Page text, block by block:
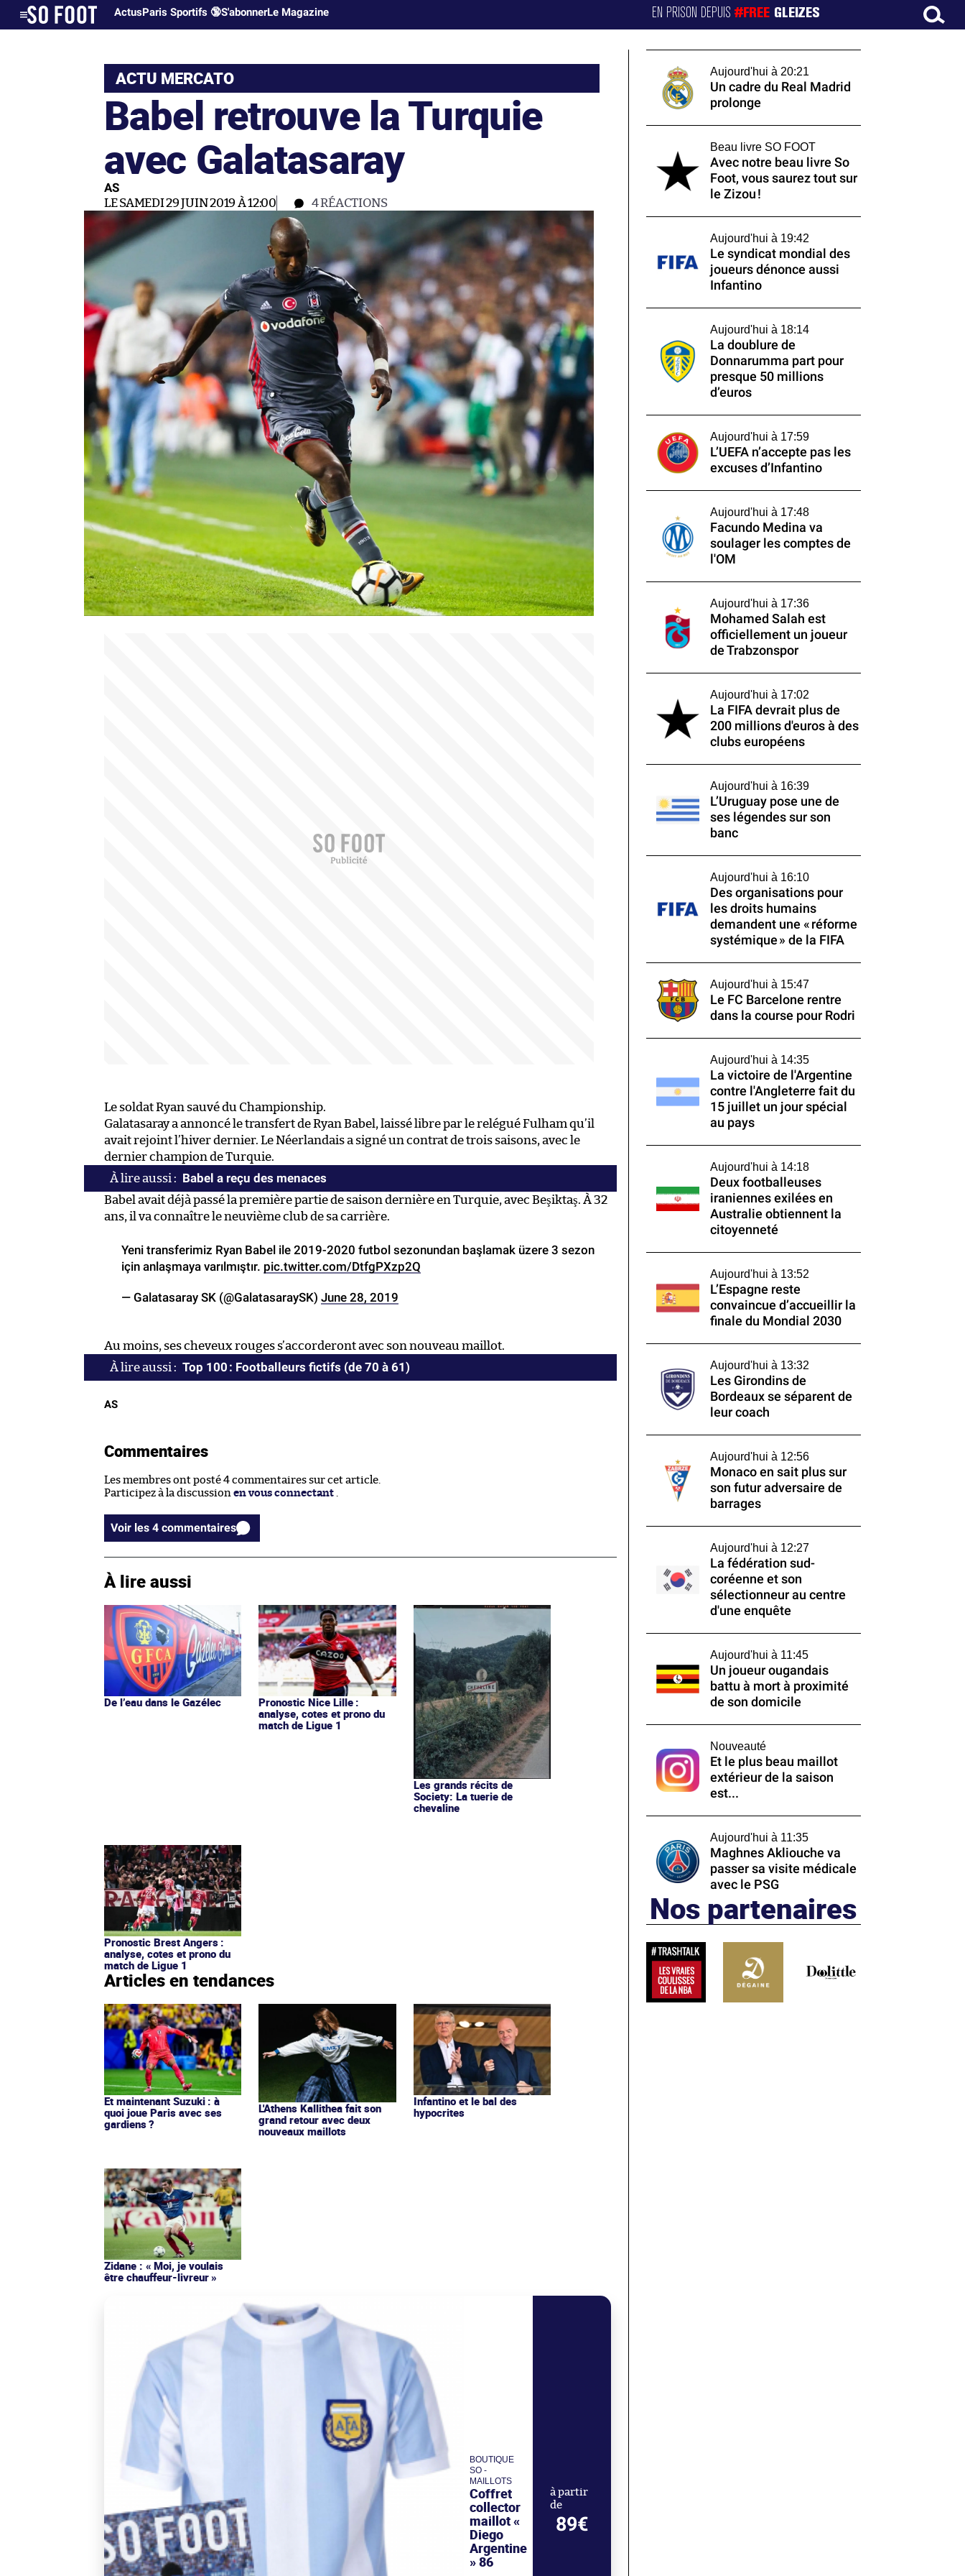
ActusParis Sportifs 🔞S'abonnerLe Magazine EN PRISON DEPUIS#FREE GLEIZES
ACTU MERCATO
Babel retrouve la Turquie
avec Galatasaray
AS
LE SAMEDI 29 JUIN 2019 À 12:00 4RÉACTIONS
Le soldat Ryan sauvé du Championship.
Galatasaray a annoncé le transfert de Ryan Babel, laissé libre par le relégué Fulham qu’il
avait rejoint l’hiver dernier. Le Néerlandais a signé un contrat de trois saisons, avec le
dernier champion de Turquie.
Babel a reçu des menaces
Babel avait déjà passé la première partie de saison dernière en Turquie, avec Beşiktaş. À 32
ans, il va connaître le neuvième club de sa carrière.
Yeni transferimiz Ryan Babel ile 2019-2020 futbol sezonundan başlamak üzere 3 sezon
için anlaşmaya varılmıştır. pic.twitter.com/DtfgPXzp2Q
— Galatasaray SK (@GalatasaraySK) June 28, 2019
Au moins, ses cheveux rouges s’accorderont avec son nouveau maillot.
Top 100 : Footballeurs fictifs (de 70 à 61)
AS
Commentaires
Les membres ont posté 4 commentaires sur cet article.
Participez à la discussion en vous connectant .
Voir les 4 commentaires
À lire aussi
De l’eau dans le Gazélec
Pronostic Nice Lille :
analyse, cotes et prono du
match de Ligue 1
Les grands récits de
Society: La tuerie de
chevaline
Pronostic Brest Angers :
analyse, cotes et prono du
match de Ligue 1
Articles en tendances
Et maintenant Suzuki : à
quoi joue Paris avec ses
gardiens ?
L'Athens Kallithea fait son
grand retour avec deux
nouveaux maillots
Infantino et le bal des
hypocrites
Zidane : « Moi, je voulais
être chauffeur-livreur »
BOUTIQUE
SO -
MAILLOTS
Coffret
collector
maillot «
Diego
Argentine
» 86
à partir
de
89€
Aujourd'hui à 20:21
Un cadre du Real Madrid
prolonge
Beau livre SO FOOT
Avec notre beau livre So
Foot, vous saurez tout sur
le Zizou !
Aujourd'hui à 19:42
Le syndicat mondial des
joueurs dénonce aussi
Infantino
Aujourd'hui à 18:14
La doublure de
Donnarumma part pour
presque 50 millions
d’euros
Aujourd'hui à 17:59
L’UEFA n’accepte pas les
excuses d’Infantino
Aujourd'hui à 17:48
Facundo Medina va
soulager les comptes de
l'OM
Aujourd'hui à 17:36
Mohamed Salah est
officiellement un joueur
de Trabzonspor
Aujourd'hui à 17:02
La FIFA devrait plus de
200 millions d'euros à des
clubs européens
Aujourd'hui à 16:39
L’Uruguay pose une de
ses légendes sur son
banc
Aujourd'hui à 16:10
Des organisations pour
les droits humains
demandent une « réforme
systémique » de la FIFA
Aujourd'hui à 15:47
Le FC Barcelone rentre
dans la course pour Rodri
Aujourd'hui à 14:35
La victoire de l'Argentine
contre l'Angleterre fait du
15 juillet un jour spécial
au pays
Aujourd'hui à 14:18
Deux footballeuses
iraniennes exilées en
Australie obtiennent la
citoyenneté
Aujourd'hui à 13:52
L’Espagne reste
convaincue d’accueillir la
finale du Mondial 2030
Aujourd'hui à 13:32
Les Girondins de
Bordeaux se séparent de
leur coach
Aujourd'hui à 12:56
Monaco en sait plus sur
son futur adversaire de
barrages
Aujourd'hui à 12:27
La fédération sud-
coréenne et son
sélectionneur au centre
d'une enquête
Aujourd'hui à 11:45
Un joueur ougandais
battu à mort à proximité
de son domicile
Nouveauté
Et le plus beau maillot
extérieur de la saison
est...
Aujourd'hui à 11:35
Maghnes Akliouche va
passer sa visite médicale
avec le PSG
Nos partenaires